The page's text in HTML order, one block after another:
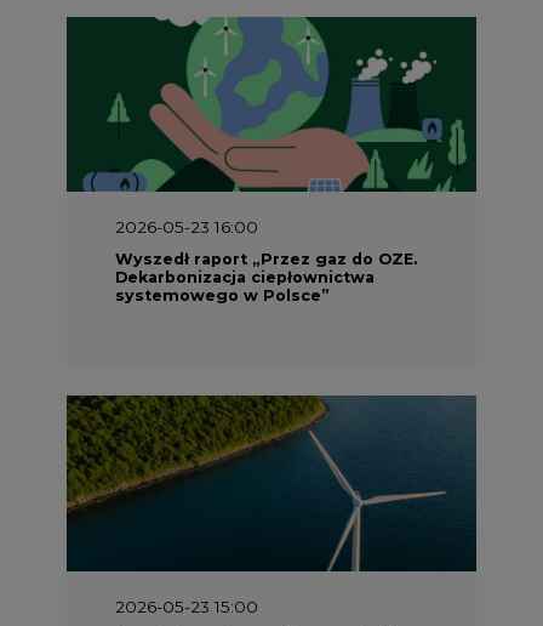
2026-05-23 16:00
Wyszedł raport „Przez gaz do OZE.
Dekarbonizacja ciepłownictwa
systemowego w Polsce”
2026-05-23 15:00